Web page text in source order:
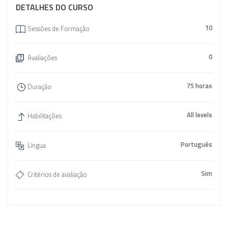
DETALHES DO CURSO
Sessões de Formação 10
Avaliações 0
Duração 75 horas
Habilitações All levels
Língua Português
Critérios de avaliação Sim